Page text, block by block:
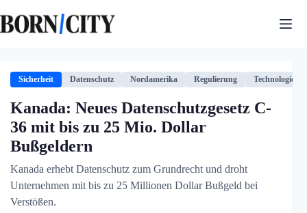
Inhalt
springen
Sicherheit Datenschutz Nordamerika Regulierung Technologie
Kanada: Neues Datenschutzgesetz C-
36 mit bis zu 25 Mio. Dollar
Bußgeldern
Kanada erhebt Datenschutz zum Grundrecht und droht
Unternehmen mit bis zu 25 Millionen Dollar Bußgeld bei
Verstößen.